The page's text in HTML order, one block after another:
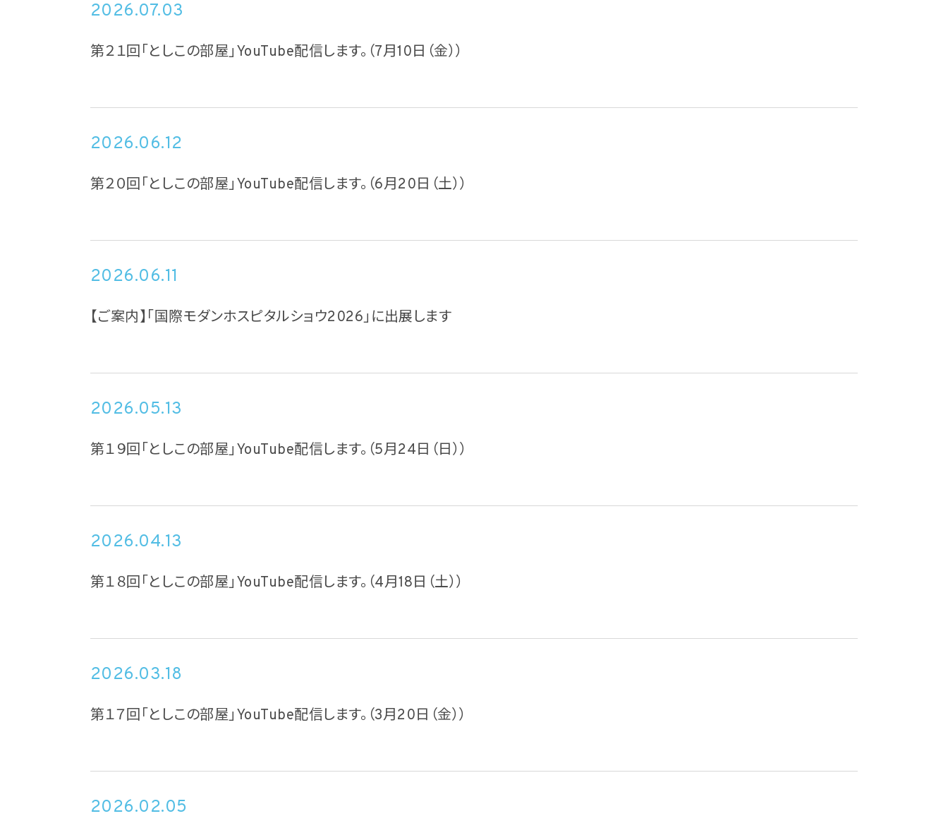
2026.07.03
第２１回「としこの部屋」YouTube配信します。（7月10日（金））
2026.06.12
第２０回「としこの部屋」YouTube配信します。（6月20日（土））
2026.06.11
【ご案内】「国際モダンホスピタルショウ2026」に出展します
2026.05.13
第１９回「としこの部屋」YouTube配信します。（5月24日（日））
2026.04.13
第１８回「としこの部屋」YouTube配信します。（4月18日（土））
2026.03.18
第１７回「としこの部屋」YouTube配信します。（3月20日（金））
2026.02.05